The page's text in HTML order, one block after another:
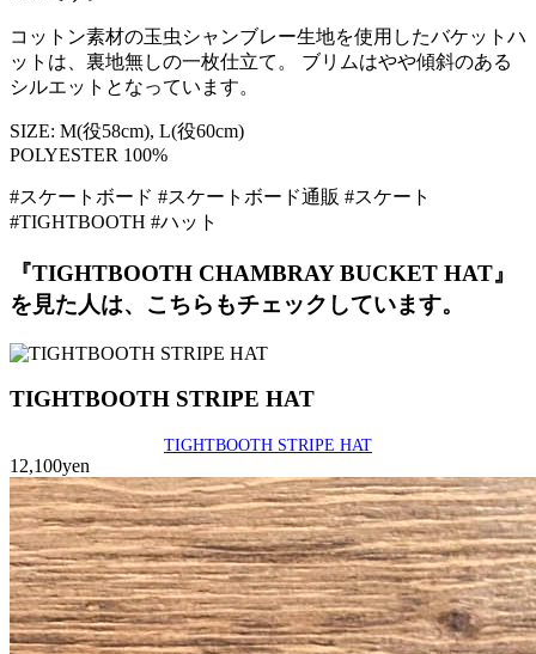
コットン素材の玉虫シャンブレー生地を使用したバケットハ
ットは、裏地無しの一枚仕立て。 ブリムはやや傾斜のある
シルエットとなっています。
SIZE: M(役58cm), L(役60cm)
POLYESTER 100%
#スケートボード #スケートボード通販 #スケート
#TIGHTBOOTH #ハット
『TIGHTBOOTH CHAMBRAY BUCKET HAT』
を見た人は、こちらもチェックしています。
TIGHTBOOTH STRIPE HAT
TIGHTBOOTH STRIPE HAT
12,100yen